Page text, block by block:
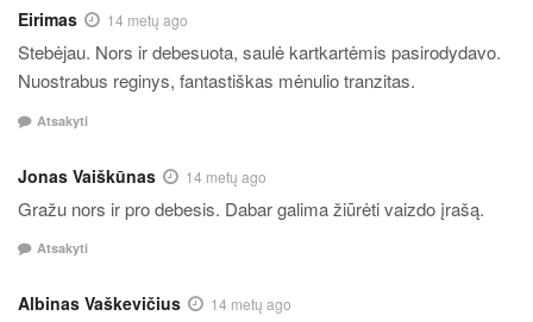
Eirimas 14 metų ago
Stebėjau. Nors ir debesuota, saulė kartkartėmis pasirodydavo.
Nuostrabus reginys, fantastiškas mėnulio tranzitas.
Atsakyti
Jonas Vaiškūnas 14 metų ago
Gražu nors ir pro debesis. Dabar galima žiūrėti vaizdo įrašą.
Atsakyti
Albinas Vaškevičius 14 metų ago